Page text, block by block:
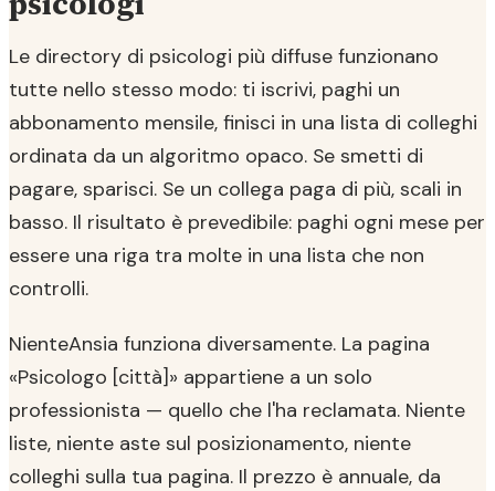
Le directory di psicologi più diffuse funzionano
tutte nello stesso modo: ti iscrivi, paghi un
abbonamento mensile, finisci in una lista di colleghi
ordinata da un algoritmo opaco. Se smetti di
pagare, sparisci. Se un collega paga di più, scali in
basso. Il risultato è prevedibile: paghi ogni mese per
essere una riga tra molte in una lista che non
controlli.
NienteAnsia funziona diversamente. La pagina
«Psicologo [città]» appartiene a un solo
professionista — quello che l'ha reclamata. Niente
liste, niente aste sul posizionamento, niente
colleghi sulla tua pagina. Il prezzo è annuale, da